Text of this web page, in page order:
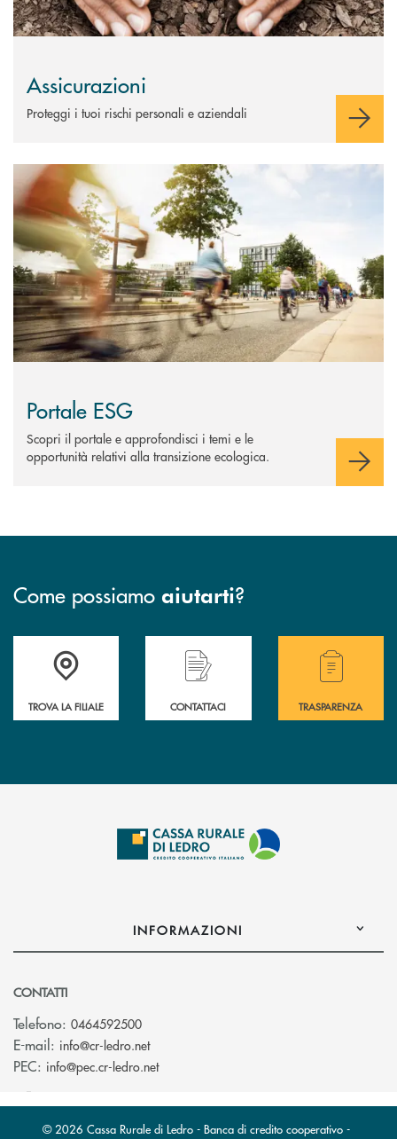
Assicurazioni
Proteggi i tuoi rischi personali e aziendali
Scopri di più Portale ESG
Portale ESG
Scopri il portale e approfondisci i temi e le
opportunità relativi alla transizione ecologica.
Come possiamo aiutarti?
Accedi all' elenco completo delle filiali .
TROVA LA FILIALE
Hai bisogno di assistenza immediata?
CONTATTACI
Hai bisogno di
TRASPARENZA
INFORMAZIONI
CONTATTI
Telefono: 0464592500
E-mail: info@cr-ledro.net(si apre l’app di posta elettronica)
PEC: info@pec.cr-ledro.net(si apre l’app di posta elettronica)
© 2026 Cassa Rurale di Ledro - Banca di credito cooperativo -